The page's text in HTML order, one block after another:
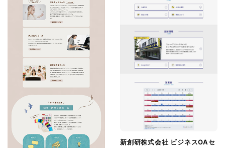
新創研株式会社 ビジネスOAセ